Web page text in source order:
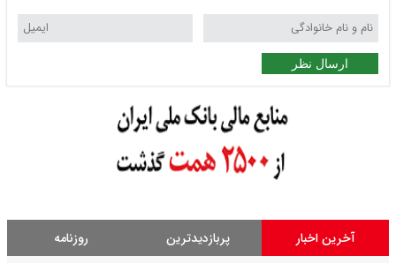
ارسال نظر
آخرین اخبار پربازدیدترین روزنامه